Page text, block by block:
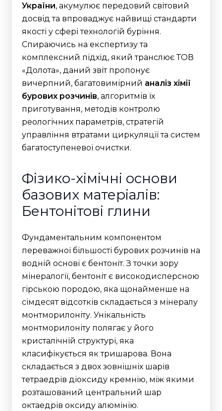
України, акумулює передовий світовий
досвід та впроваджує найвищі стандарти
якості у сфері технологій буріння.
Спираючись на експертизу та
комплексний підхід, який транслює ТОВ
«Долота», даний звіт пропонує
вичерпний, багатовимірний аналіз хімії
бурових розчинів, алгоритмів їх
приготування, методів контролю
реологічних параметрів, стратегій
управління втратами циркуляції та систем
багатоступеневої очистки.
Фізико-хімічні основи
базових матеріалів:
Бентонітові глини
Фундаментальним компонентом
переважної більшості бурових розчинів на
водній основі є бентоніт. З точки зору
мінералогії, бентоніт є високодисперсною
гірською породою, яка щонайменше на
сімдесят відсотків складається з мінералу
монтморилоніту. Унікальність
монтморилоніту полягає у його
кристалічній структурі, яка
класифікується як тришарова. Вона
складається з двох зовнішніх шарів
тетраедрів діоксиду кремнію, між якими
розташований центральний шар
октаедрів оксиду алюмінію.